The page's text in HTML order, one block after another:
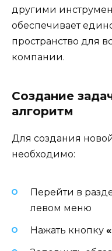
другими
обеспечивает
пространство для
компании.
Создание
алгоритм
Для создания
необходимо:
Перейти в
левом меню
Нажать кнопку